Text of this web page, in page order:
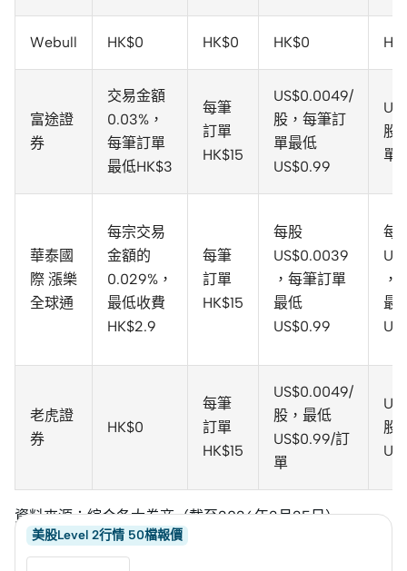
Webull HK$0 HK$0 HK$0
富途證
券
交易金額
0.03%，
每筆訂單
最低HK$3
每筆
訂單
HK$15
US$0.0049/
股，每筆訂
單最低
US$0.99
股
單
華泰國
際 漲樂
全球通
每宗交易
金額的
0.029%，
最低收費
HK$2.9
每筆
訂單
HK$15
每股
US$0.0039
，每筆訂單
最低
US$0.99
每
，
最
老虎證
券
HK$0
每筆
訂單
HK$15
US$0.0049/
股，最低
US$0.99/訂
單
股
資料來源：綜合各大券商（截至2026年2月25日）
美股Level 2行情 50檔報價